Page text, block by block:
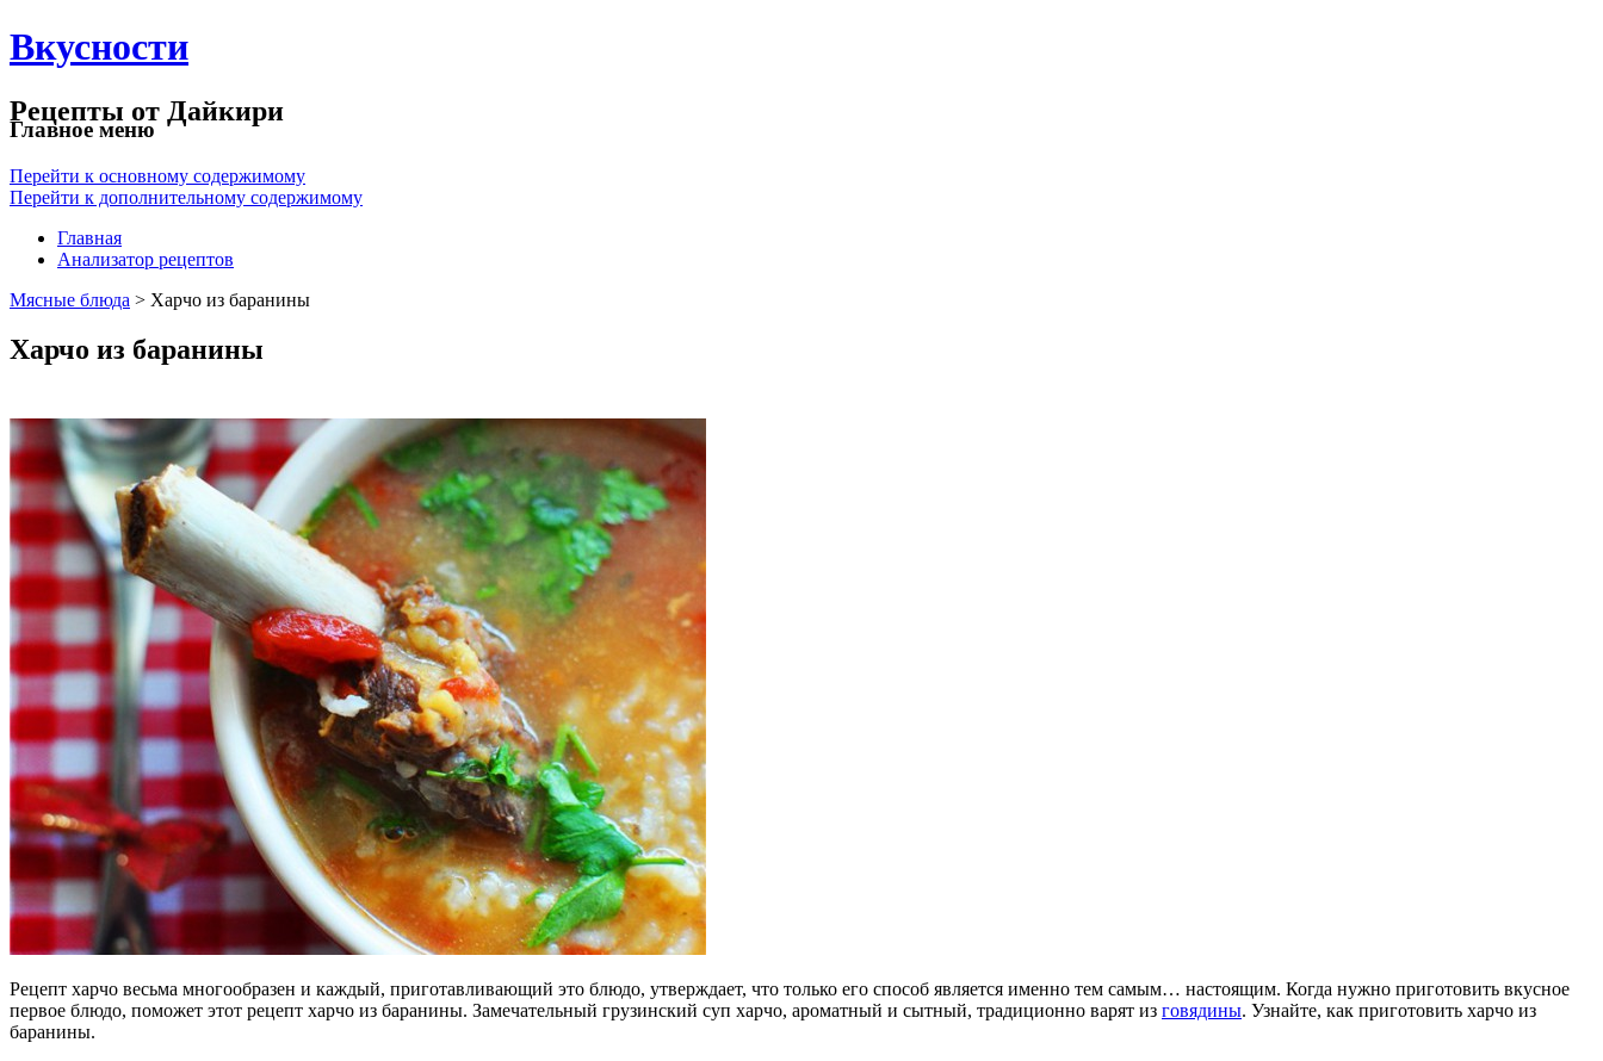
Вкусности
Рецепты от Дайкири
Главное меню
Перейти к основному содержимому
Перейти к дополнительному содержимому
Главная
Анализатор рецептов
Мясные блюда > Харчо из баранины
Харчо из баранины
Рецепт харчо весьма многообразен и каждый, приготавливающий это блюдо, утверждает, что только его способ является именно тем самым… настоящим. Когда нужно приготовить вкусное
первое блюдо, поможет этот рецепт харчо из баранины. Замечательный грузинский суп харчо, ароматный и сытный, традиционно варят из говядины. Узнайте, как приготовить харчо из
баранины.